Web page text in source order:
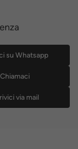
su Whatsapp
Chiamaci
via mail